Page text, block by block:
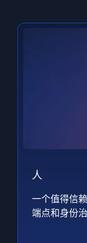
人
一个值得信
端点和身份